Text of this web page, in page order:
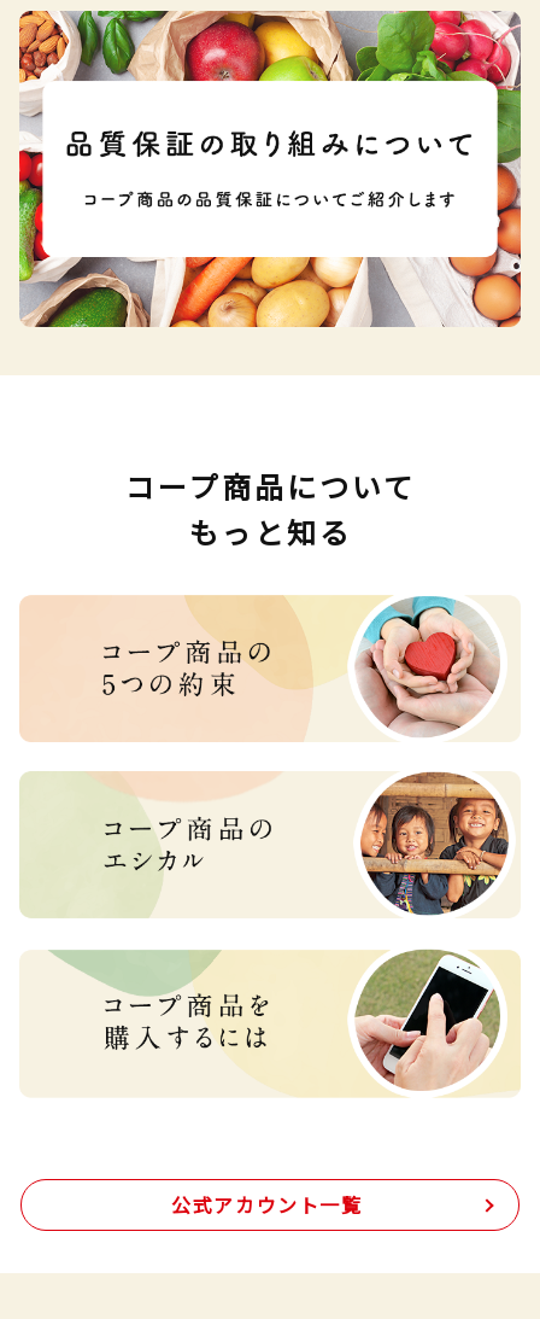
コープ商品について
もっと知る
公式アカウント一覧